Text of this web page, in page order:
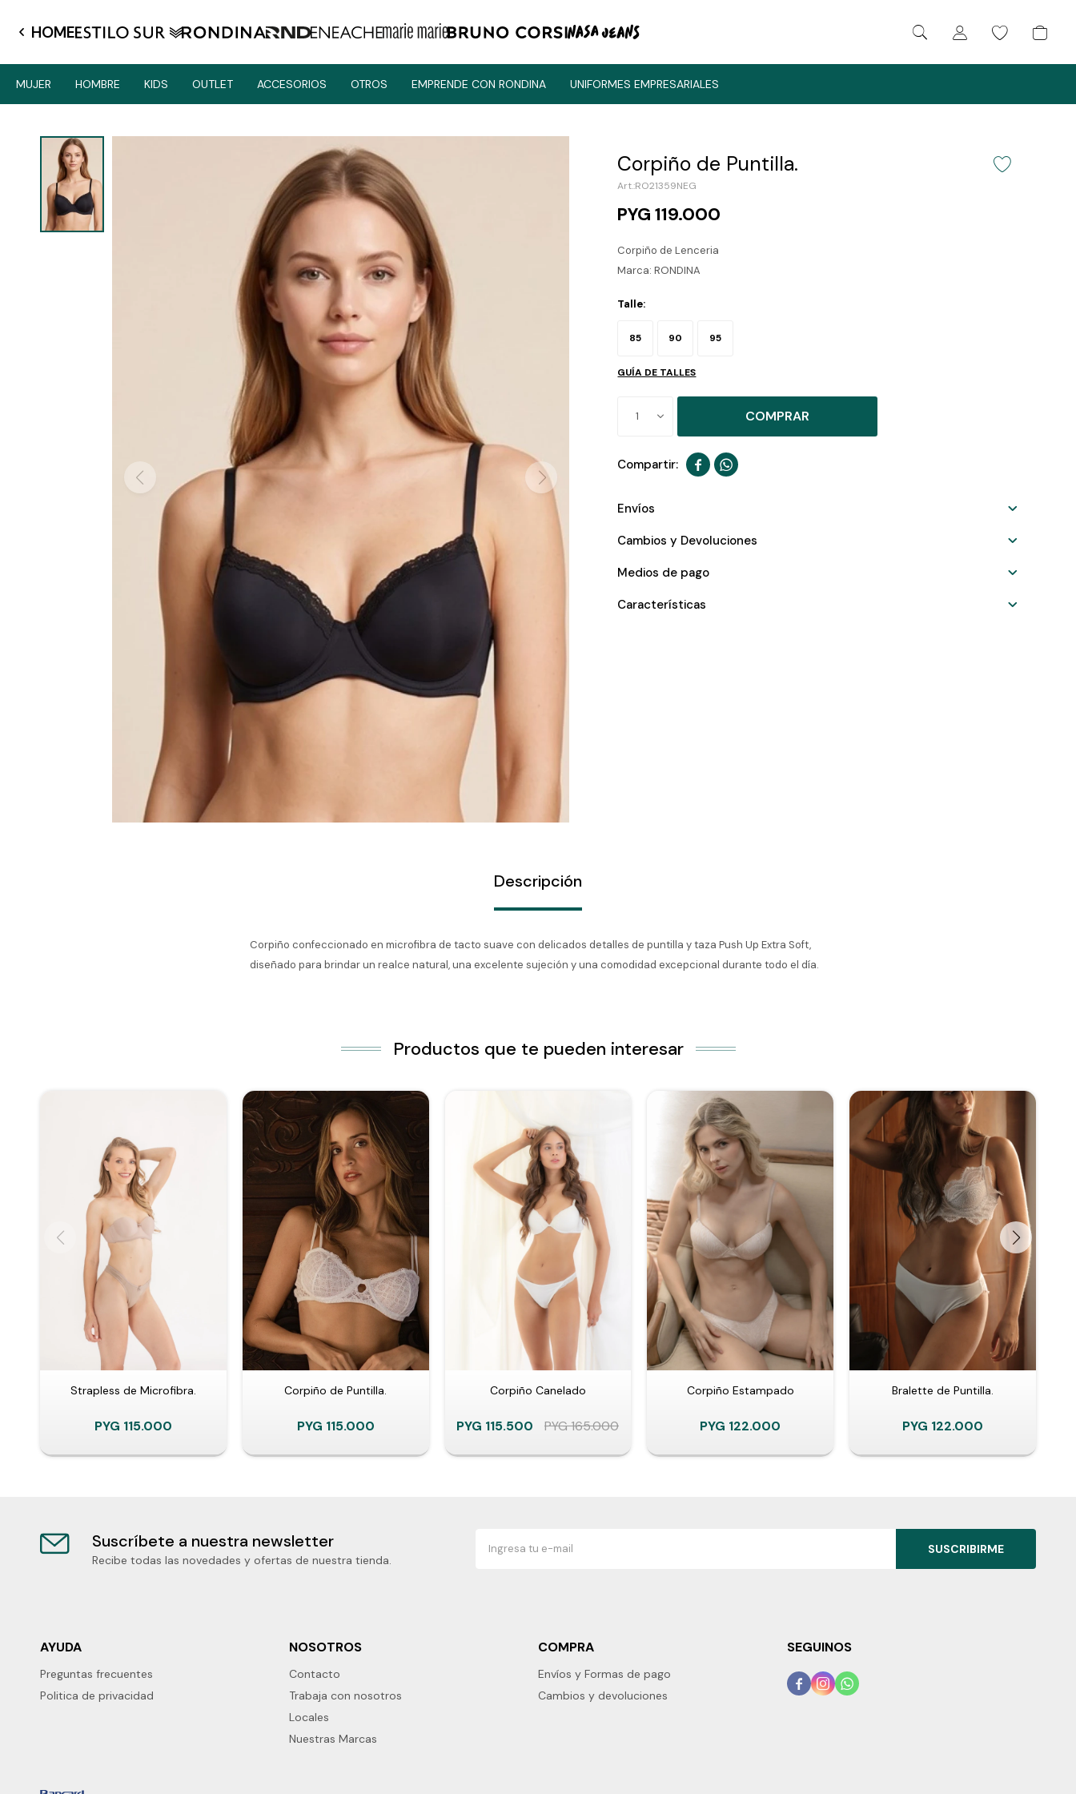
HOME
MUJER HOMBRE KIDS OUTLET ACCESORIOS OTROS EMPRENDE CON RONDINA UNIFORMES EMPRESARIALES
Corpiño de Puntilla.
RO21359NEG
PYG 119.000
Corpiño de Lenceria
Marca: RONDINA
Talle:
85 90 95
GUÍA DE TALLES
1 COMPRAR
 
Envíos
Cambios y Devoluciones
Medios de pago
Características
Descripción
Corpiño confeccionado en microfibra de tacto suave con delicados detalles de puntilla y taza Push Up Extra Soft,
diseñado para brindar un realce natural, una excelente sujeción y una comodidad excepcional durante todo el día.
Productos que te pueden interesar
Strapless de Microfibra.
PYG 115.000
Corpiño de Puntilla.
PYG 115.000
Corpiño Canelado
PYG 115.500 PYG165.000
Corpiño Estampado
PYG 122.000
Bralette de Puntilla.
PYG 122.000
Suscríbete a nuestra newsletter
Recibe todas las novedades y ofertas de nuestra tienda.
SUSCRIBIRME
AYUDA
Preguntas frecuentes
Politica de privacidad
NOSOTROS
Contacto
Trabaja con nosotros
Locales
Nuestras Marcas
COMPRA
Envíos y Formas de pago
Cambios y devoluciones
SEGUINOS
  